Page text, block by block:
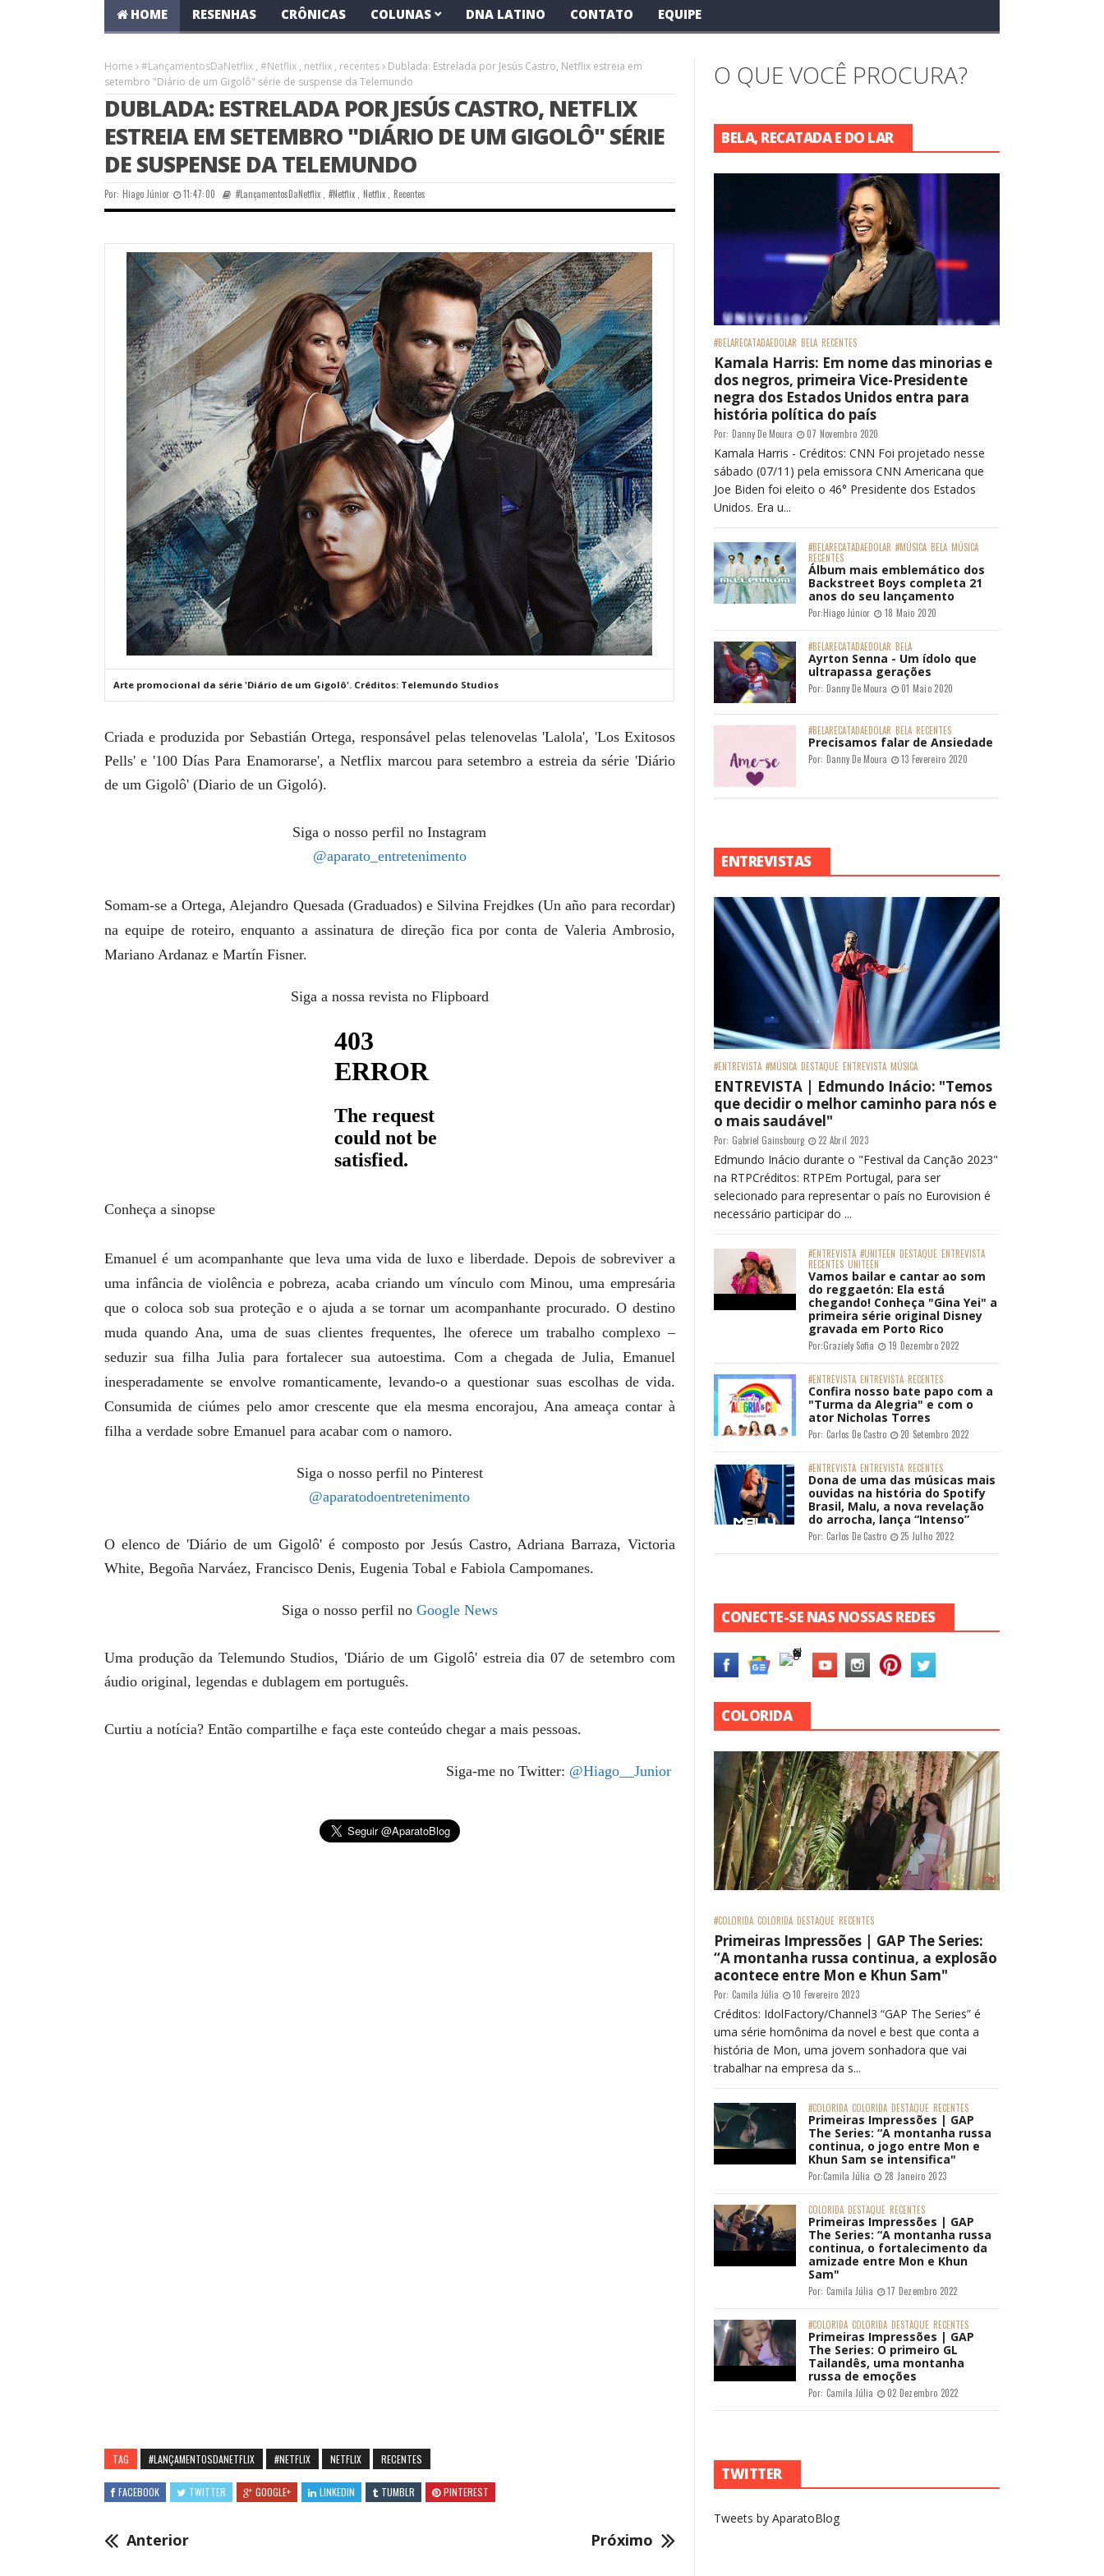
HOME RESENHAS CRÔNICAS COLUNAS DNA LATINO CONTATO EQUIPE
Home #LançamentosDaNetflix , #Netflix , netflix , recentes
Dublada: Estrelada por Jesús Castro, Netflix estreia em
setembro "Diário de um Gigolô" série de suspense da Telemundo
DUBLADA: ESTRELADA POR JESÚS CASTRO, NETFLIX
ESTREIA EM SETEMBRO "DIÁRIO DE UM GIGOLÔ" SÉRIE
DE SUSPENSE DA TELEMUNDO
Por: Hiago Júnior 11:47:00 #LançamentosDaNetflix ,#Netflix Netflix, Recentes
Arte promocional da série 'Diário de um Gigolô'. Créditos: Telemundo Studios
Criada e produzida por Sebastián Ortega, responsável pelas telenovelas 'Lalola', 'Los Exitosos
Pells' e '100 Días Para Enamorarse', a Netflix marcou para setembro a estreia da série 'Diário
de um Gigolô' (Diario de un Gigoló).
Siga o nosso perfil no Instagram
@aparato_entretenimento
Somam-se a Ortega, Alejandro Quesada (Graduados) e Silvina Frejdkes (Un año para recordar)
na equipe de roteiro, enquanto a assinatura de direção fica por conta de Valeria Ambrosio,
Mariano Ardanaz e Martín Fisner.
Siga a nossa revista no Flipboard
Conheça a sinopse
Emanuel é um acompanhante que leva uma vida de luxo e liberdade. Depois de sobreviver a
uma infância de violência e pobreza, acaba criando um vínculo com Minou, uma empresária
que o coloca sob sua proteção e o ajuda a se tornar um acompanhante procurado. O destino
muda quando Ana, uma de suas clientes frequentes, lhe oferece um trabalho complexo –
seduzir sua filha Julia para fortalecer sua autoestima. Com a chegada de Julia, Emanuel
inesperadamente se envolve romanticamente, levando-o a questionar suas escolhas de vida.
Consumida de ciúmes pelo amor crescente que ela mesma encorajou, Ana ameaça contar à
filha a verdade sobre Emanuel para acabar com o namoro.
Siga o nosso perfil no Pinterest
@aparatodoentretenimento
O elenco de 'Diário de um Gigolô' é composto por Jesús Castro, Adriana Barraza, Victoria
White, Begoña Narváez, Francisco Denis, Eugenia Tobal e Fabiola Campomanes.
Siga o nosso perfil no Google News
Uma produção da Telemundo Studios, 'Diário de um Gigolô' estreia dia 07 de setembro com
áudio original, legendas e dublagem em português.
Curtiu a notícia? Então compartilhe e faça este conteúdo chegar a mais pessoas.
Siga-me no Twitter: @Hiago__Junior
TAG #LANÇAMENTOSDANETFLIX #NETFLIX NETFLIX RECENTES
FACEBOOK TWITTER GOOGLE+ LINKEDIN TUMBLR PINTEREST
Anterior Próximo
O QUE VOCÊ PROCURA?
BELA, RECATADA E DO LAR
#BELARECATADAEDOLAR BELA RECENTES
Kamala Harris: Em nome das minorias e
dos negros, primeira Vice-Presidente
negra dos Estados Unidos entra para
história política do país
Por: Danny De Moura 07 Novembro 2020
Kamala Harris - Créditos: CNN Foi projetado nesse
sábado (07/11) pela emissora CNN Americana que
Joe Biden foi eleito o 46° Presidente dos Estados
Unidos. Era u...
#BELARECATADAEDOLAR #MÚSICA BELA MÚSICA
RECENTES
Álbum mais emblemático dos
Backstreet Boys completa 21
anos do seu lançamento
Por:Hiago Júnior 18 Maio 2020
#BELARECATADAEDOLAR BELA
Ayrton Senna - Um ídolo que
ultrapassa gerações
Por: Danny De Moura 01 Maio 2020
#BELARECATADAEDOLAR BELA RECENTES
Precisamos falar de Ansiedade
Por: Danny De Moura 13 Fevereiro 2020
ENTREVISTAS
#ENTREVISTA #MÚSICA DESTAQUE ENTREVISTA MÚSICA
ENTREVISTA | Edmundo Inácio: "Temos
que decidir o melhor caminho para nós e
o mais saudável"
Por: Gabriel Gainsbourg 22 Abril 2023
Edmundo Inácio durante o "Festival da Canção 2023"
na RTPCréditos: RTPEm Portugal, para ser
selecionado para representar o país no Eurovision é
necessário participar do ...
#ENTREVISTA #UNITEEN DESTAQUE ENTREVISTA
RECENTES UNITEEN
Vamos bailar e cantar ao som
do reggaetón: Ela está
chegando! Conheça "Gina Yei" a
primeira série original Disney
gravada em Porto Rico
Por:Graziely Sofia 19 Dezembro 2022
#ENTREVISTA ENTREVISTA RECENTES
Confira nosso bate papo com a
"Turma da Alegria" e com o
ator Nicholas Torres
Por: Carlos De Castro 20 Setembro 2022
#ENTREVISTA ENTREVISTA RECENTES
Dona de uma das músicas mais
ouvidas na história do Spotify
Brasil, Malu, a nova revelação
do arrocha, lança “Intenso”
Por: Carlos De Castro 25 Julho 2022
CONECTE-SE NAS NOSSAS REDES
COLORIDA
#COLORIDA COLORIDA DESTAQUE RECENTES
Primeiras Impressões | GAP The Series:
“A montanha russa continua, a explosão
acontece entre Mon e Khun Sam"
Por: Camila Júlia 10 Fevereiro 2023
Créditos: IdolFactory/Channel3 “GAP The Series” é
uma série homônima da novel e best que conta a
história de Mon, uma jovem sonhadora que vai
trabalhar na empresa da s...
#COLORIDA COLORIDA DESTAQUE RECENTES
Primeiras Impressões | GAP
The Series: “A montanha russa
continua, o jogo entre Mon e
Khun Sam se intensifica"
Por:Camila Júlia 28 Janeiro 2023
COLORIDA DESTAQUE RECENTES
Primeiras Impressões | GAP
The Series: “A montanha russa
continua, o fortalecimento da
amizade entre Mon e Khun
Sam"
Por: Camila Júlia 17 Dezembro 2022
#COLORIDA COLORIDA DESTAQUE RECENTES
Primeiras Impressões | GAP
The Series: O primeiro GL
Tailandês, uma montanha
russa de emoções
Por: Camila Júlia 02 Dezembro 2022
TWITTER
Tweets by AparatoBlog